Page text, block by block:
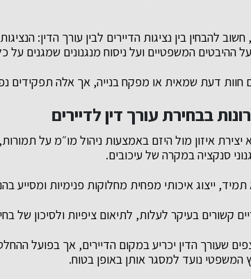
חשוב להבחין בין נציגות הדיירים לבין עורך הדין:
ההיבטים המשפטיים ועל ניסוח מנגנונים שמגנים על
חוות דעת שמאית או מפקח בנייה, אך אלה תפקידים
בבחירת עורך דין לדיירים
יצירת איזון מול היזם באמצעות ניהול מו״מ על
סנקציה במקרה של עיכובים.
ייצוג איכותי מפחית מחלוקות פנימיות ומסייע
קשורים בעיקר לעלות, לתיאום ציפיות ולסיכון של
שעורך הדין יכריע במקום הדיירים, אך בפועל
המשפטי נועד למסגר אותן באופן בטוח.